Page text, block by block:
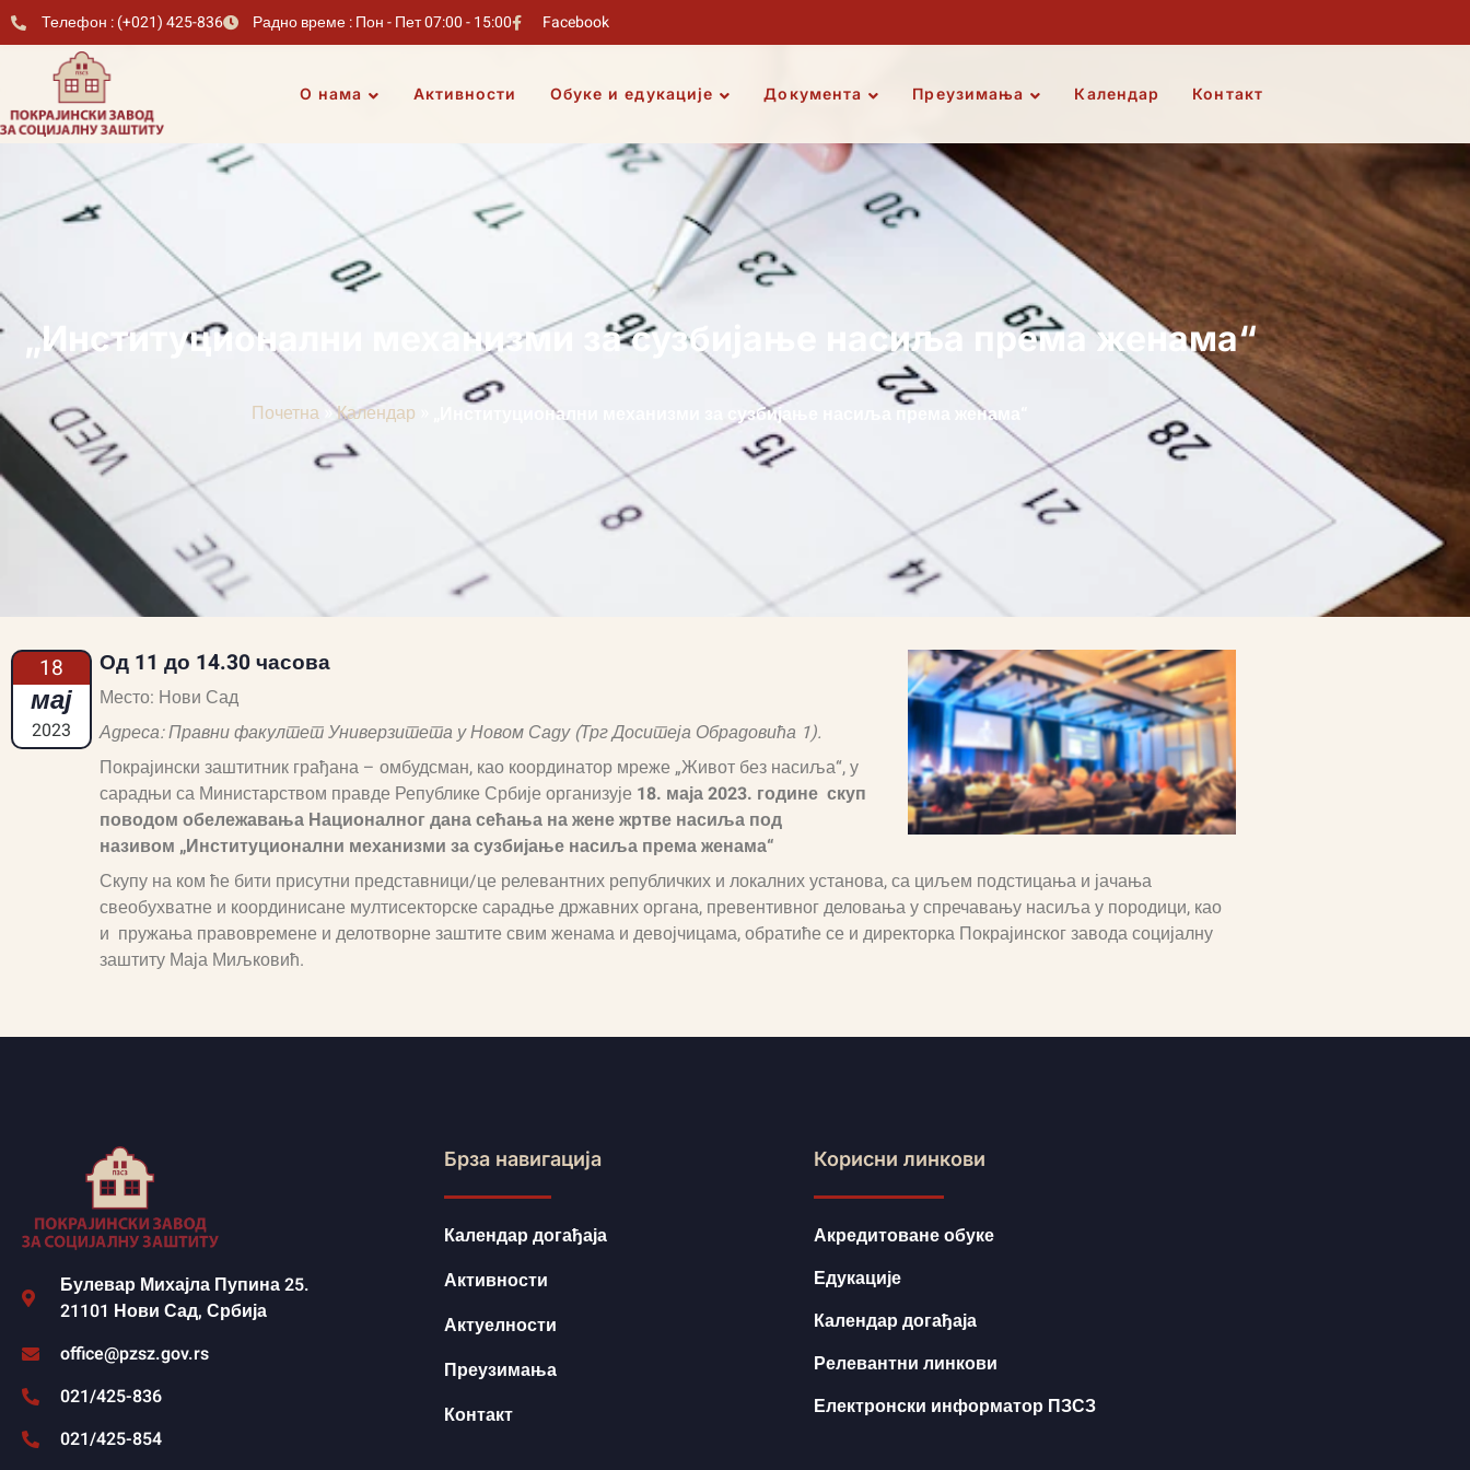
Телефон : (+021) 425-836 Радно време : Пон - Пет 07:00 - 15:00 Facebook
О нама Активности Обуке и едукације Документа Преузимања Календар Контакт
„Институционални механизми за сузбијање насиља према женама“
Почетна »Календар „Институционални механизми за сузбијање насиља према женама“
18
мај
2023
Од 11 до 14.30 часова
Место: Нови Сад
Адреса: Правни факултет Универзитета у Новом Саду (Трг Доситеја Обрадовића 1).
Покрајински заштитник грађана – омбудсман, као координатор мреже „Живот без насиља“, у
сарадњи са Министарством правде Републике Србије организује 18. маја 2023. године скуп
поводом обележавања Националног дана сећања на жене жртве насиља под
називом „Институционални механизми за сузбијање насиља према женама“
Скупу на ком ће бити присутни представници/це релевантних републичких и локалних установа, са циљем подстицања и јачања
свеобухватне и координисане мултисекторске сарадње државних органа, превентивног деловања у спречавању насиља у породици, као
и пружања правовремене и делотворне заштите свим женама и девојчицама, обратиће се и директорка Покрајинског завода социјалну
заштиту Маја Миљковић.
Булевар Михајла Пупина 25.
21101 Нови Сад, Србија
office@pzsz.gov.rs
021/425-836
021/425-854
Брза навигација
Календар догађаја
Активности
Актуелности
Преузимања
Контакт
Корисни линкови
Акредитоване обуке
Едукације
Календар догађаја
Релевантни линкови
Електронски информатор ПЗСЗ